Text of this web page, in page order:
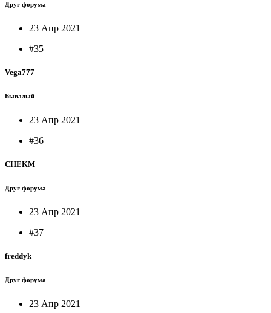
Друг форума
23 Апр 2021
#35
Vega777
Бывалый
23 Апр 2021
#36
CHEKM
Друг форума
23 Апр 2021
#37
freddyk
Друг форума
23 Апр 2021